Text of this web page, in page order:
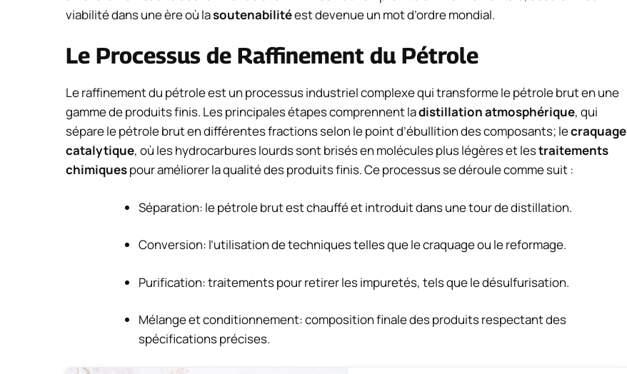
viabilité dans une ère où lasoutenabilitéest devenue un mot d’ordre mondial.
Le Processus de Raffinement du Pétrole
Le raffinement du pétrole est un processus industriel complexe qui transforme le pétrole brut en une
gamme de produits finis. Les principales étapes comprennent ladistillation atmosphérique, qui
sépare le pétrole brut en différentes fractions selon le point d’ébullition des composants; lecraquage
catalytique, où les hydrocarbures lourds sont brisés en molécules plus légères et lestraitements
chimiquespour améliorer la qualité des produits finis. Ce processus se déroule comme suit :
Séparation: le pétrole brut est chauffé et introduit dans une tour de distillation.
Conversion: l’utilisation de techniques telles que le craquage ou le reformage.
Purification: traitements pour retirer les impuretés, tels que le désulfurisation.
Mélange et conditionnement: composition finale des produits respectant des
spécifications précises.